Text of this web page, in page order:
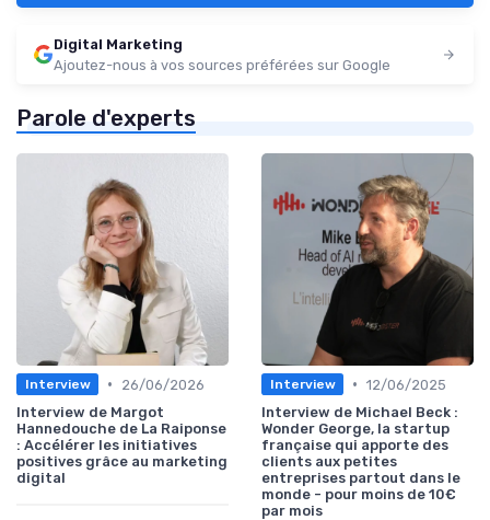
Digital Marketing
Ajoutez-nous à vos sources préférées sur Google
Parole d'experts
Interview •
26/06/2026
Interview de Margot
Hannedouche de La Raiponse
: Accélérer les initiatives
positives grâce au marketing
digital
Interview • 12/06/2025
Interview de Michael Beck :
Wonder George, la startup
française qui apporte des
clients aux petites
entreprises partout dans le
monde - pour moins de 10€
par mois